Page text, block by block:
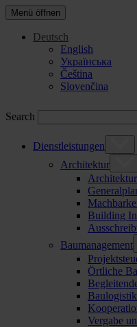
Menü öffnen
Deutsch
English
Українська
Čeština
Slovenčina
Search
Dienstleistungen
Architektur
Building
Baumanagement
Örtliche
Baulogistik
Vergabe